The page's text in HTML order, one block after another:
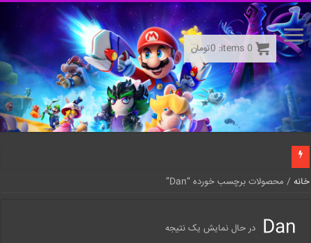
خانه / محصولات برچسب خورده “Dan”
Dan در حال نمایش یک نتیجه
0
items:
0تومان